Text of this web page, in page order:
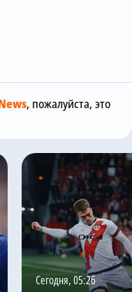
, пожалуйста, это
Сегодня, 05:26